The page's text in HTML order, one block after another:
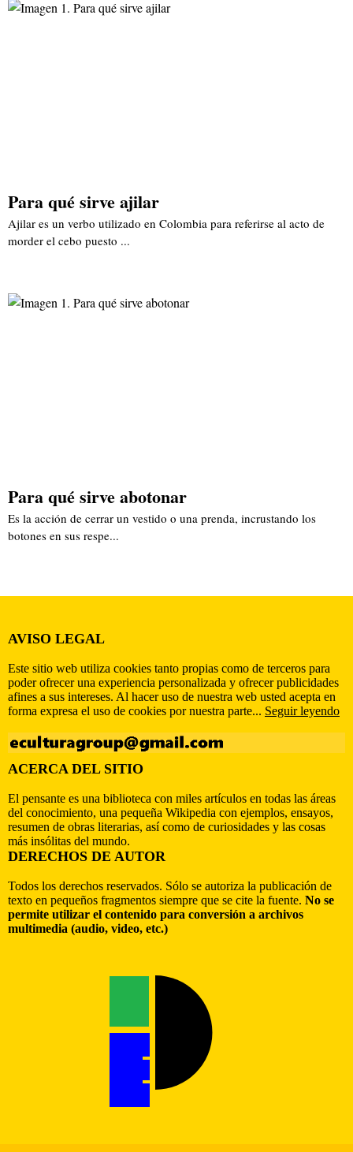
Para qué sirve ajilar
Ajilar es un verbo utilizado en Colombia para referirse al acto de
morder el cebo puesto ...
Para qué sirve abotonar
Es la acción de cerrar un vestido o una prenda, incrustando los
botones en sus respe...
AVISO LEGAL
Este sitio web utiliza cookies tanto propias como de terceros para
poder ofrecer una experiencia personalizada y ofrecer publicidades
afines a sus intereses. Al hacer uso de nuestra web usted acepta en
forma expresa el uso de cookies por nuestra parte... Seguir leyendo
ACERCA DEL SITIO
El pensante es una biblioteca con miles artículos en todas las áreas
del conocimiento, una pequeña Wikipedia con ejemplos, ensayos,
resumen de obras literarias, así como de curiosidades y las cosas
más insólitas del mundo.
DERECHOS DE AUTOR
Todos los derechos reservados. Sólo se autoriza la publicación de
texto en pequeños fragmentos siempre que se cite la fuente. No se
permite utilizar el contenido para conversión a archivos
multimedia (audio, video, etc.)